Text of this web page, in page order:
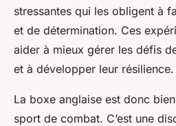
stressantes qui les obligent à
et de détermination. Ces
aider à mieux gérer les défis
et à développer leur résilience.
La boxe anglaise est donc
sport de combat. C’est une